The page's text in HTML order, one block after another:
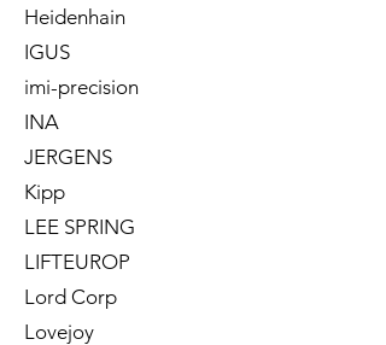
Heidenhain
IGUS
imi-precision
INA
JERGENS
Kipp
LEE SPRING
LIFTEUROP
Lord Corp
Lovejoy